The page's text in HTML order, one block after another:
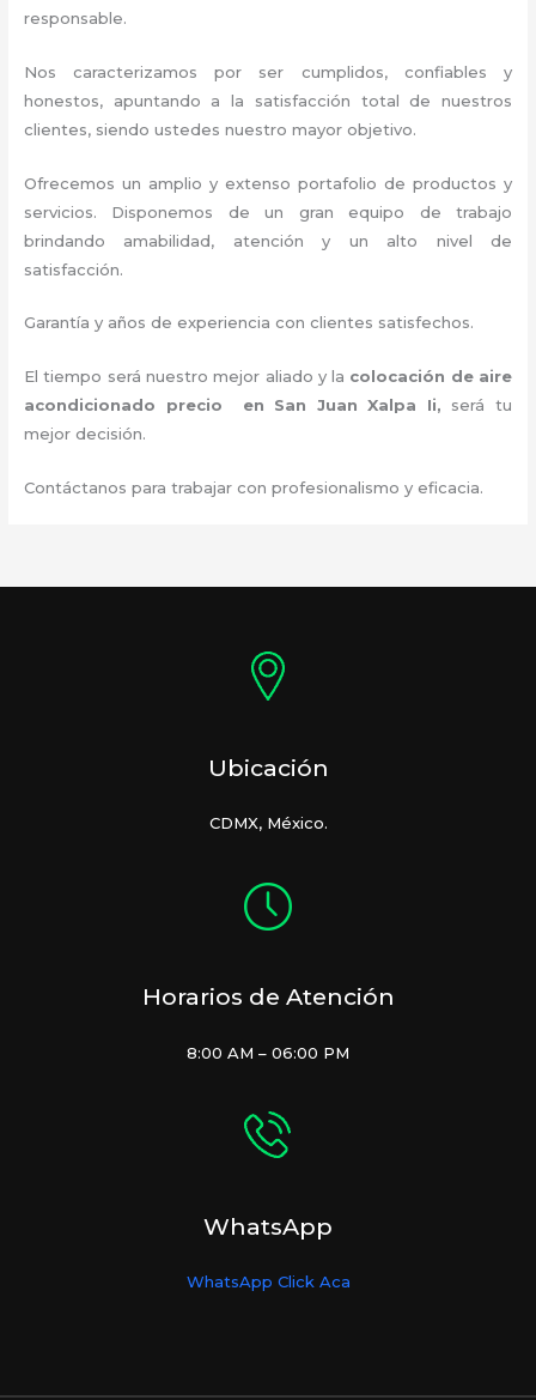
responsable.
Nos caracterizamos por ser cumplidos, confiables y
honestos, apuntando a la satisfacción total de nuestros
clientes, siendo ustedes nuestro mayor objetivo.
Ofrecemos un amplio y extenso portafolio de productos y
servicios. Disponemos de un gran equipo de trabajo
brindando amabilidad, atención y un alto nivel de
satisfacción.
Garantía y años de experiencia con clientes satisfechos.
El tiempo será nuestro mejor aliado y la colocación de aire
acondicionado precio en San Juan Xalpa Ii, será tu
mejor decisión.
Contáctanos para trabajar con profesionalismo y eficacia.
Ubicación
CDMX, México.
Horarios de Atención
8:00 AM – 06:00 PM
WhatsApp
WhatsApp Click Aca